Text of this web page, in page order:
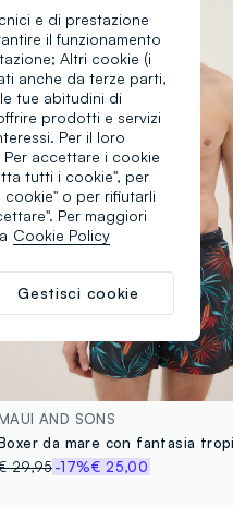
AND SONS
29,95-17%€ 25,00
e di prestazione
il funzionamento
Altri cookie (i
anche da terze parti,
tue abitudini di
prodotti e servizi
Per il loro
accettare i cookie
tutti i cookie", per
cookie" o per rifiutarli
Per maggiori
Cookie Policy
Gestisci cookie